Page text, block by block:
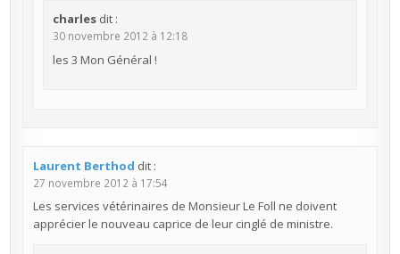
charles dit :
30 novembre 2012 à 12:18
les 3 Mon Général !
Laurent Berthod dit :
27 novembre 2012 à 17:54
Les services vétérinaires de Monsieur Le Foll ne doivent
apprécier le nouveau caprice de leur cinglé de ministre.